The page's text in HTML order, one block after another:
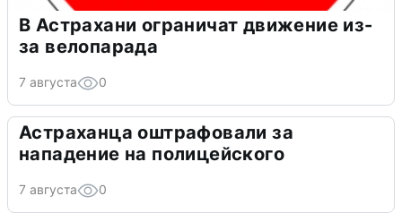
В Астрахани ограничат движение из-
за велопарада
7 августа 0
Астраханца оштрафовали за
нападение на полицейского
7 августа 0